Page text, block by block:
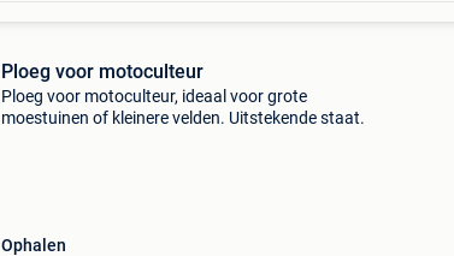
Ploeg voor motoculteur
Ploeg voor motoculteur, ideaal voor grote
moestuinen of kleinere velden. Uitstekende staat.
Ophalen